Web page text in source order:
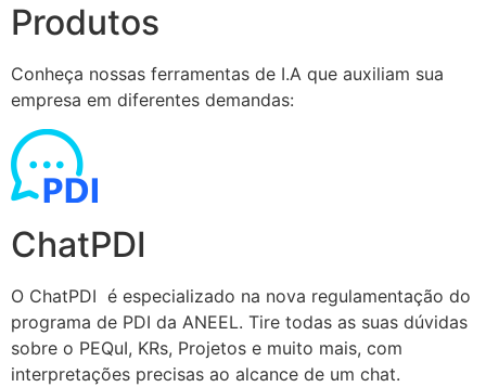
Produtos
Conheça nossas ferramentas de I.A que auxiliam sua
empresa em diferentes demandas:
ChatPDI
O ChatPDI é especializado na nova regulamentação do
programa de PDI da ANEEL. Tire todas as suas dúvidas
sobre o PEQuI, KRs, Projetos e muito mais, com
interpretações precisas ao alcance de um chat.